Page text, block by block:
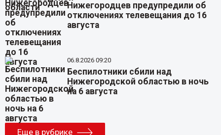
Нижегородцев предупредили об
отключениях телевещания до 16
августа
06.8.2026 09:20
Беспилотники сбили над
Нижегородской областью в ночь
на 6 августа
Еще в рубрике